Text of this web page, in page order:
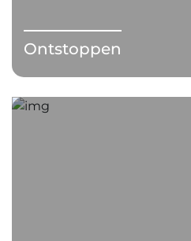
Ontstoppen